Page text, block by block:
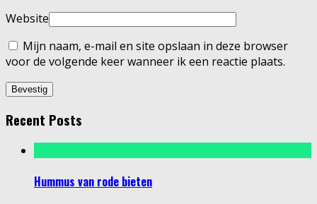
Website
Mijn naam, e-mail en site opslaan in deze browser
voor de volgende keer wanneer ik een reactie plaats.
Recent Posts
Hummus van rode bieten